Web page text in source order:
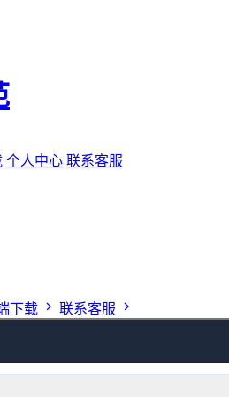
个人中心 联系客服
下载 联系客服